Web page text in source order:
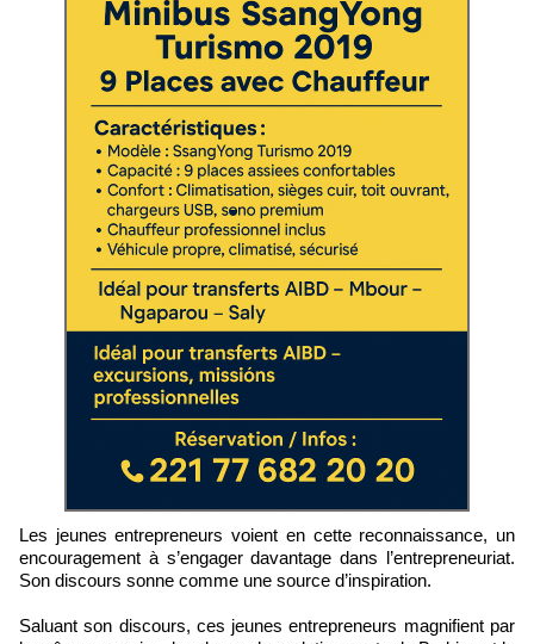
Les jeunes entrepreneurs voient en cette reconnaissance, un
encouragement à s’engager davantage dans l’entrepreneuriat.
Son discours sonne comme une source d’inspiration.
Saluant son discours, ces jeunes entrepreneurs magnifient par